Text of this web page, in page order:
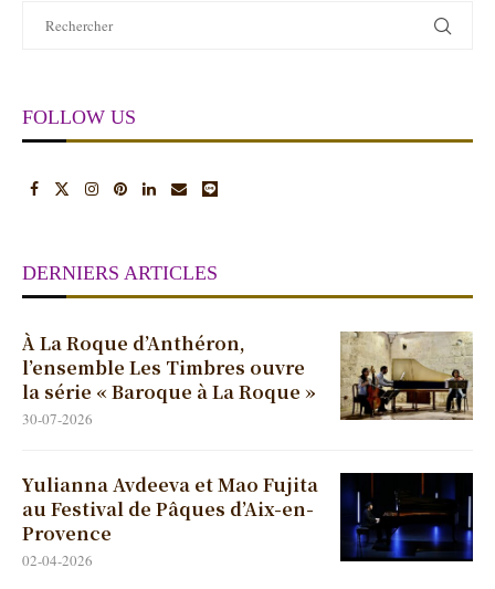
FOLLOW US
DERNIERS ARTICLES
À La Roque d’Anthéron,
l’ensemble Les Timbres ouvre
la série « Baroque à La Roque »
30-07-2026
Yulianna Avdeeva et Mao Fujita
au Festival de Pâques d’Aix-en-
Provence
02-04-2026